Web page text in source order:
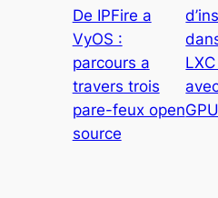
De IPFire a
VyOS :
parcours a
travers trois
pare-feux open
source